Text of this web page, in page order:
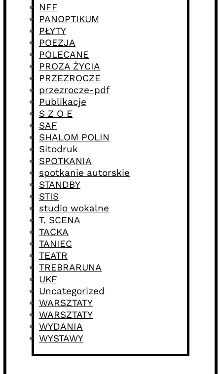
NFF
PANOPTIKUM
PŁYTY
POEZJA
POLECANE
PROZA ŻYCIA
PRZEZROCZE
przezrocze-pdf
Publikacje
S Z O E
SAF
SHALOM POLIN
Sitodruk
SPOTKANIA
spotkanie autorskie
STANDBY
STIS
studio wokalne
T. SCENA
TACKA
TANIEC
TEATR
TREBRARUNA
UKF
Uncategorized
WARSZTATY
WARSZTATY
WYDANIA
WYSTAWY